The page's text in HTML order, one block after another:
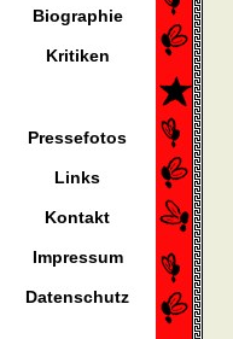
Biographie
Kritiken
Pressefotos
Links
Kontakt
Impressum
Datenschutz